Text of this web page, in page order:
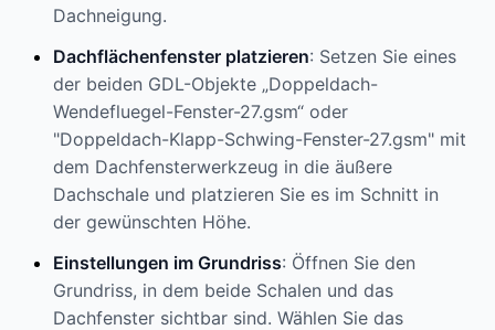
Dachneigung.
Dachflächenfenster platzieren: Setzen Sie eines
der beiden GDL-Objekte „Doppeldach-
Wendefluegel-Fenster-27.gsm“ oder
"Doppeldach-Klapp-Schwing-Fenster-27.gsm" mit
dem Dachfensterwerkzeug in die äußere
Dachschale und platzieren Sie es im Schnitt in
der gewünschten Höhe.
Einstellungen im Grundriss: Öffnen Sie den
Grundriss, in dem beide Schalen und das
Dachfenster sichtbar sind. Wählen Sie das